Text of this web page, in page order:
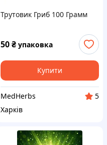
Трутовик Гриб 100 Грамм
50₴ упаковка
Купити
MedHerbs
5
Харків